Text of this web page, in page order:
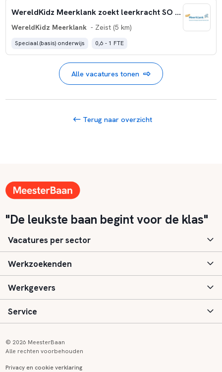
WereldKidz Meerklank zoekt leerkracht SO 0,6 - 1,0 FTE
WereldKidz Meerklank - Zeist (5 km)
Speciaal (basis) onderwijs 0,6 - 1 FTE
Alle vacatures tonen
Terug naar overzicht
"De leukste baan begint voor de klas"
Vacatures per sector
Basisonderwijs
Speciaal (basis) onderwijs
Voortgezet onderwijs
Werkzoekenden
Aanmelden
Vacatures
Werkgevers
Inloggen
Service
© 2026 MeesterBaan
Alle rechten voorbehouden
Privacy en cookie verklaring